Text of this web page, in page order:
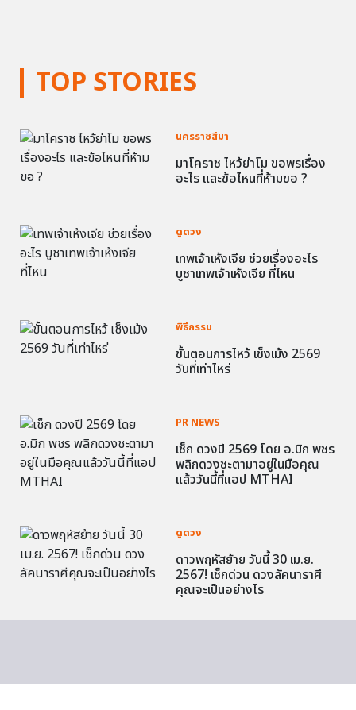
TOP STORIES
นครราชสีมา
มาโคราช ไหว้ย่าโม ขอพรเรื่อง
อะไร และข้อไหนที่ห้ามขอ ?
ดูดวง
เทพเจ้าเห้งเจีย ช่วยเรื่องอะไร
บูชาเทพเจ้าเห้งเจีย ที่ไหน
พิธีกรรม
ขั้นตอนการไหว้ เช็งเม้ง 2569
วันที่เท่าไหร่
PR NEWS
เช็ก ดวงปี 2569 โดย อ.มิก พชร
พลิกดวงชะตามาอยู่ในมือคุณ
แล้ววันนี้ที่แอป MTHAI
ดูดวง
ดาวพฤหัสย้าย วันนี้ 30 เม.ย.
2567! เช็กด่วน ดวงลัคนาราศี
คุณจะเป็นอย่างไร